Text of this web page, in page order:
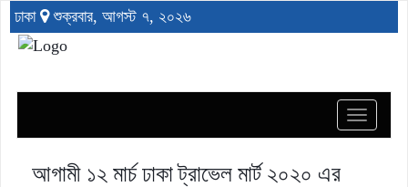
ঢাকা শুক্রবার, আগস্ট ৭, ২০২৬
Toggle
আগামী ১২ মার্চ ঢাকা ট্রাভেল মার্ট ২০২০ এর